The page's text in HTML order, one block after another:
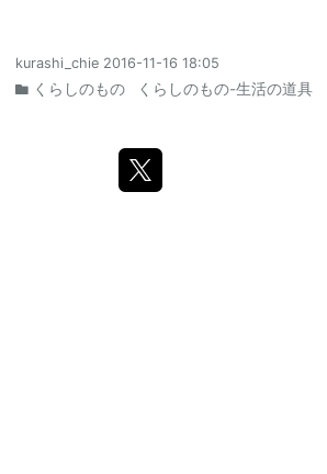
kurashi_chie 2016-11-16 18:05
くらしのもの くらしのもの-生活の道具